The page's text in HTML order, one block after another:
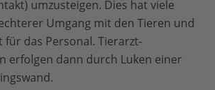
umzusteigen. Dies hat viele
Umgang mit den Tieren und
für das Personal. Tierarzt­
erfolgen dann durch Luken einer